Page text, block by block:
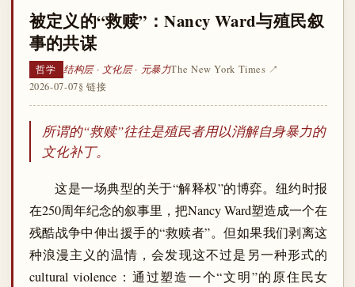
被定义的“救赎”：Nancy Ward与殖民叙
事的共谋
哲学 结构层 · 文化层 · 元暴力The New York Times ↗
2026-07-07§ 链接
所谓的“救赎”往往是殖民者用以消解自身暴力的
文化补丁。
这是一场典型的关于“解释权”的博弈。纽约时报
在250周年纪念的叙事里，把Nancy Ward塑造成一个在
残酷战争中伸出援手的“救赎者”。但如果我们剥离这
种浪漫主义的温情，会发现这不过是另一种形式的
cultural violence：通过塑造一个“文明”的原住民女